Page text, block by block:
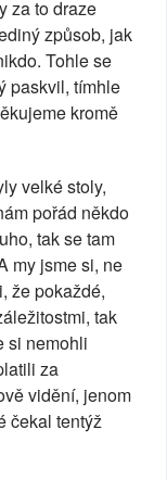
za to draze
způsob, jak
Tohle se
paskvil, tímhle
kromě
velké stoly,
pořád někdo
tak se tam
my jsme si, ne
že pokaždé,
tak
si nemohli
za
vidění, jenom
čekal tentýž